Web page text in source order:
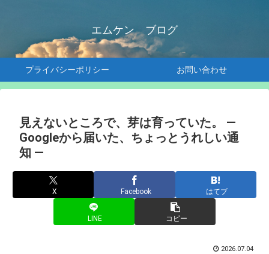
エムケン ブログ
プライバシーポリシー お問い合わせ
見えないところで、芽は育っていた。 ―
Googleから届いた、ちょっとうれしい通
知 ―
X Facebook はてブ
LINE コピー
2026.07.04